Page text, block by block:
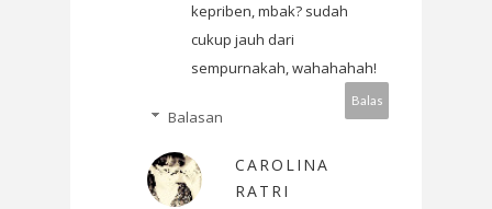
kepriben, mbak? sudah
cukup jauh dari
sempurnakah, wahahahah!
Balas
Balasan
CAROLINA
RATRI